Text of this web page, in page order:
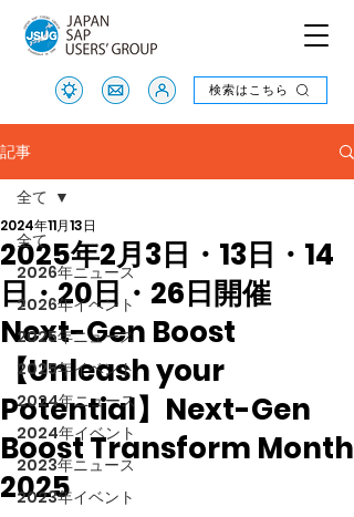
検索はこちら
検索はこちら
記事
全て
2026年ニュース
2026年イベント
2025年ニュース
2025年イベント
2024年ニュース
2024年イベント
2023年ニュース
2023年イベント
全て
2025年2月3日・13日・14
日・20日・26日開催
Next-Gen Boost
【Unleash your
Potential】Next-Gen
Boost Transform Month
2025
2024年11月13日